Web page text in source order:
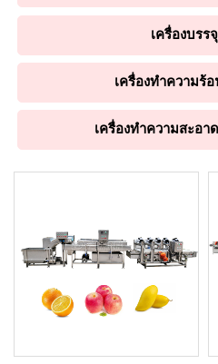
เครื่องบรร
เครื่องทำความร้
เครื่องทำความสะอ